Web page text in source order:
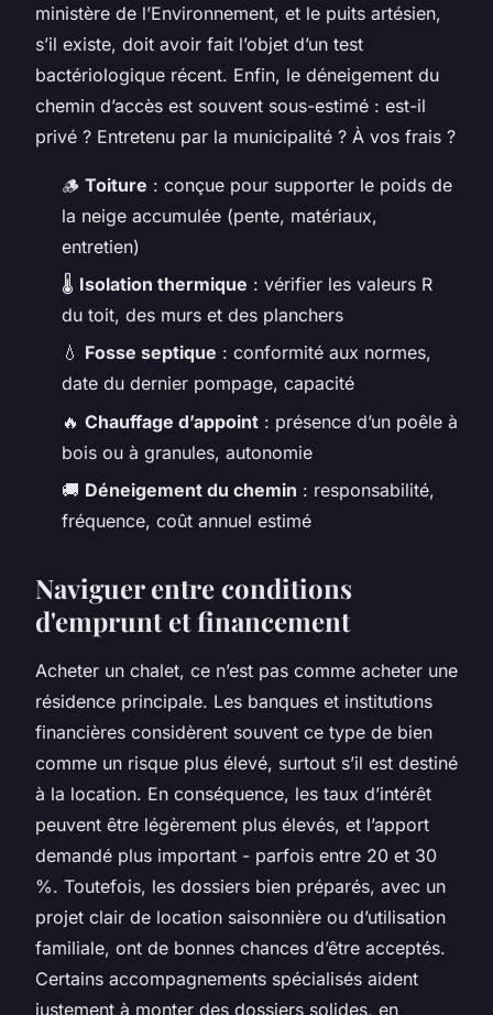
ministère de l’Environnement, et le puits artésien,
s’il existe, doit avoir fait l’objet d’un test
bactériologique récent. Enfin, le déneigement du
chemin d’accès est souvent sous-estimé : est-il
privé ? Entretenu par la municipalité ? À vos frais ?
🪵 Toiture : conçue pour supporter le poids de
la neige accumulée (pente, matériaux,
entretien)
🌡️ Isolation thermique : vérifier les valeurs R
du toit, des murs et des planchers
💧 Fosse septique : conformité aux normes,
date du dernier pompage, capacité
🔥 Chauffage d’appoint : présence d’un poêle à
bois ou à granules, autonomie
🚚 Déneigement du chemin : responsabilité,
fréquence, coût annuel estimé
Naviguer entre conditions
d'emprunt et financement
Acheter un chalet, ce n’est pas comme acheter une
résidence principale. Les banques et institutions
financières considèrent souvent ce type de bien
comme un risque plus élevé, surtout s’il est destiné
à la location. En conséquence, les taux d’intérêt
peuvent être légèrement plus élevés, et l’apport
demandé plus important - parfois entre 20 et 30
%. Toutefois, les dossiers bien préparés, avec un
projet clair de location saisonnière ou d’utilisation
familiale, ont de bonnes chances d’être acceptés.
Certains accompagnements spécialisés aident
justement à monter des dossiers solides, en